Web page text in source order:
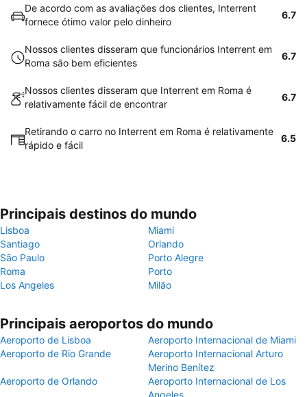
De acordo com as avaliações dos clientes, Interrent
fornece ótimo valor pelo dinheiro
6.7
Nossos clientes disseram que funcionários Interrent em
Roma são bem eficientes
6.7
Nossos clientes disseram que Interrent em Roma é
relativamente fácil de encontrar
6.7
Retirando o carro no Interrent em Roma é relativamente
rápido e fácil
6.5
Principais destinos do mundo
Lisboa
Miami
Santiago
Orlando
São Paulo
Porto Alegre
Roma
Porto
Los Angeles
Milão
Principais aeroportos do mundo
Aeroporto de Lisboa
Aeroporto Internacional de Miami
Aeroporto de Rio Grande
Aeroporto Internacional Arturo
Merino Benítez
Aeroporto de Orlando
Aeroporto Internacional de Los
Angeles